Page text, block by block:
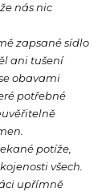
nás nic
zapsané sídlo
ani tušení
obavami
potřebné
potíže,
všech.
upřímně